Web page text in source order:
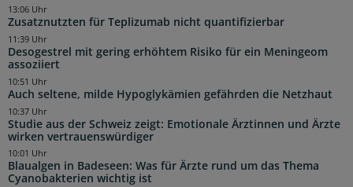
Zusatznutzten für Teplizumab nicht quantifizierbar
13:06 Uhr
Desogestrel mit gering erhöhtem Risiko für ein Meningeom
assoziiert
11:39 Uhr
Auch seltene, milde Hypoglykämien gefährden die Netzhaut
10:51 Uhr
Studie aus der Schweiz zeigt: Emotionale Ärztinnen und Ärzte
wirken vertrauenswürdiger
10:37 Uhr
Blaualgen in Badeseen: Was für Ärzte rund um das Thema
Cyanobakterien wichtig ist
10:01 Uhr